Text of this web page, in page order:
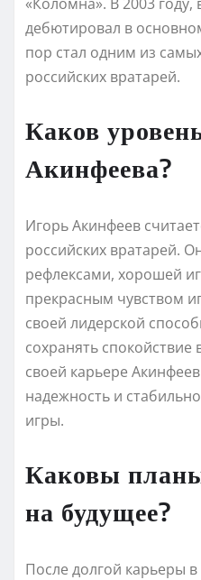
дебютировал в
пор стал одним из
российских вратарей.
Каков
Акинфеева?
Игорь Акинфеев
российских вратарей.
рефлексами, хорошей
прекрасным чувством
своей лидерской
сохранять
своей карьере
надежность и
игры.
Каковы
на будущее?
После долгой карьеры